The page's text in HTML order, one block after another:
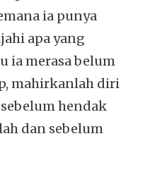
ia punya
apa yang
ia merasa belum
mahirkanlah diri
hendak
dan sebelum